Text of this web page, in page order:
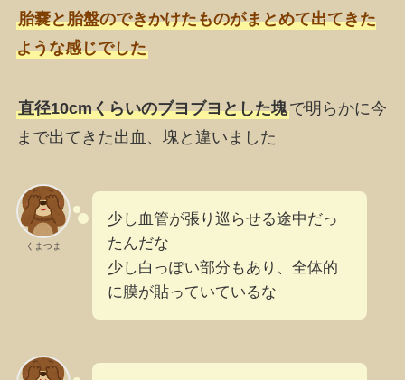
胎嚢と胎盤のできかけたものがまとめて出てきた
ような感じでした
直径10cmくらいのブヨブヨとした塊で明らかに今
まで出てきた出血、塊と違いました
くまつま
少し血管が張り巡らせる途中だっ
たんだな
少し白っぽい部分もあり、全体的
に膜が貼っていているな